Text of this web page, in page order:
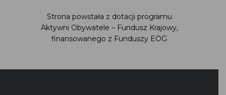
Strona powstała z dotacji programu
Aktywni Obywatele – Fundusz Krajowy,
finansowanego z Funduszy EOG